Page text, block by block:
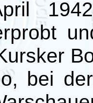
bei